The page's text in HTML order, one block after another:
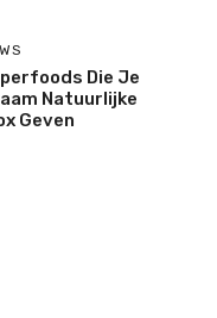
Die Je
Natuurlijke
Geven